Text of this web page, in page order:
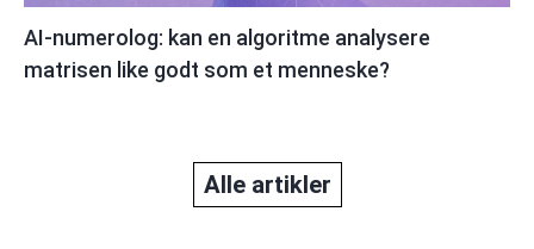
AI-numerolog: kan en algoritme analysere
matrisen like godt som et menneske?
Alle artikler